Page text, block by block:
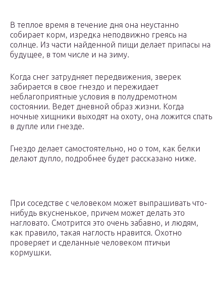
В теплое время в течение дня она неустанно
собирает корм, изредка неподвижно греясь на
солнце. Из части найденной пищи делает припасы на
будущее, в том числе и на зиму.
Когда снег затрудняет передвижения, зверек
забирается в свое гнездо и пережидает
неблагоприятные условия в полудремотном
состоянии. Ведет дневной образ жизни. Когда
ночные хищники выходят на охоту, она ложится спать
в дупле или гнезде.
Гнездо делает самостоятельно, но о том, как белки
делают дупло, подробнее будет рассказано ниже.
При соседстве с человеком может выпрашивать что-
нибудь вкусненькое, причем может делать это
нагловато. Смотрится это очень забавно, и людям,
как правило, такая наглость нравится. Охотно
проверяет и сделанные человеком птичьи
кормушки.